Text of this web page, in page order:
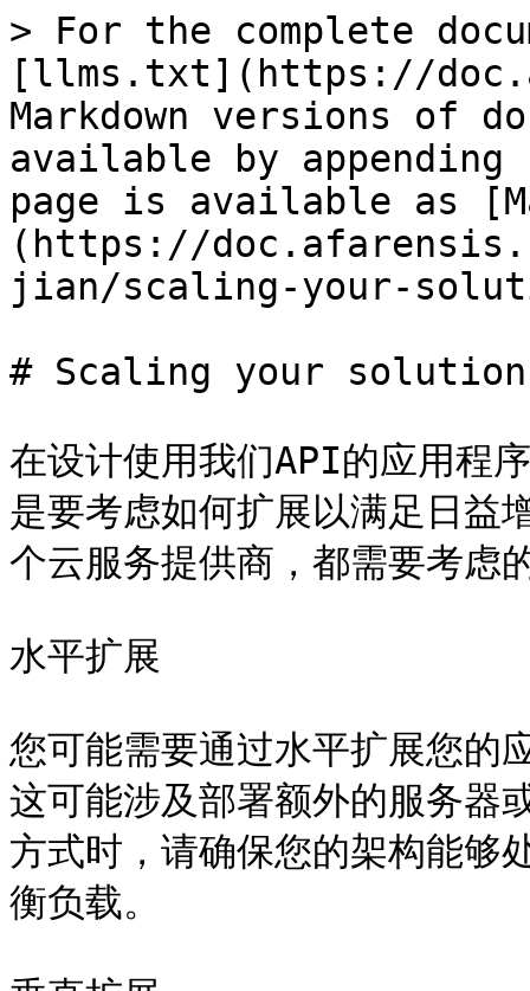
> For the complete
[llms.txt](https://
Markdown versions of
available by
page is available as
(https://
jian/scaling-your-
# Scaling your solution
在设计使用我们API的应用程
是要考虑如何扩展以满足日益
个云服务提供商，都需要考虑
水平扩展
您可能需要通过水平扩展您的
这可能涉及部署额外的服务器
方式时，请确保您的架构能够
衡负载。